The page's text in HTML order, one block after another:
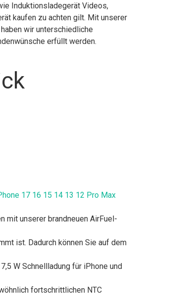
Induktionsladegerät Videos,
kaufen zu achten gilt. Mit unserer
wir unterschiedliche
erfüllt werden.
17 16 15 14 13 12 Pro Max
mit unserer brandneuen AirFuel-
ist. Dadurch können Sie auf dem
W Schnellladung für iPhone und
fortschrittlichen NTC